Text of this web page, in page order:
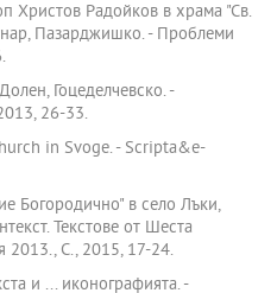
Христов Радойков в храма "Св.
Пазарджишко. - Проблеми
Гоцеделчевско. -
26-33.
in Svoge. - Scripta&e-
Богородично" в село Лъки,
Текстове от Шеста
2013., С., 2015, 17-24.
и ... иконографията. -